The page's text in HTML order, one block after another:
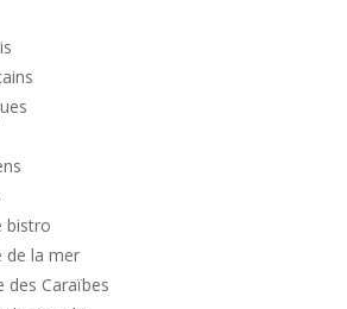
bistro
de la mer
des Caraïbes